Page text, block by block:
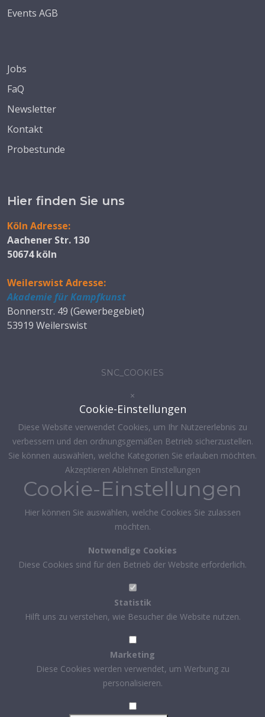
Events AGB
Jobs
FaQ
Newsletter
Kontakt
Probestunde
Hier finden Sie uns
Köln Adresse:
Aachener Str. 130
50674 köln
Weilerswist Adresse:
Akademie für Kampfkunst
Bonnerstr. 49 (Gewerbegebiet)
53919 Weilerswist
SNC_COOKIES
×
Cookie-Einstellungen
Diese Website verwendet Cookies, um Ihr Nutzererlebnis zu
verbessern und den ordnungsgemäßen Betrieb sicherzustellen.
Sie können auswählen, welche Kategorien Sie erlauben möchten.
Akzeptieren Ablehnen Einstellungen
Cookie-Einstellungen
Hier können Sie auswählen, welche Cookies Sie zulassen
möchten.
Notwendige Cookies
Diese Cookies sind für den Betrieb der Website erforderlich.
Statistik
Hilft uns zu verstehen, wie Besucher die Website nutzen.
Marketing
Diese Cookies werden verwendet, um Werbung zu
personalisieren.